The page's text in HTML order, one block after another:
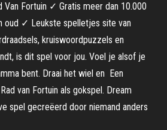
Van Fortuin ✓ Gratis meer dan 10.000
oud ✓ Leukste spelletjes site van
kruiswoordpuzzels en
is dit spel voor jou. Voel je alsof je
bent. Draai het wiel en Een
van Fortuin als gokspel. Dream
spel gecreëerd door niemand anders